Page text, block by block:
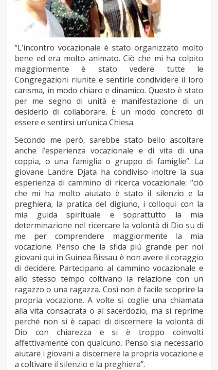
“L’incontro vocazionale è stato organizzato molto
bene ed era molto animato. Ciò che mi ha colpito
maggiormente è stato vedere tutte le
Congregazioni riunite e sentirle condividere il loro
carisma, in modo chiaro e dinamico. Questo è stato
per me segno di unità e manifestazione di un
desiderio di collaborare. È un modo concreto di
essere e sentirsi un’unica Chiesa.
Secondo me però, sarebbe stato bello ascoltare
anche l’esperienza vocazionale e di vita di una
coppia, o una famiglia o gruppo di famiglie”. La
giovane Landre Djata ha condiviso inoltre la sua
esperienza di cammino di ricerca vocazionale: “ciò
che mi ha molto aiutato è stato il silenzio e la
preghiera, la pratica del digiuno, i colloqui con la
mia guida spirituale e soprattutto la mia
determinazione nel ricercare la volontà di Dio su di
me per comprendere maggiormente la mia
vocazione. Penso che la sfida più grande per noi
giovani qui in Guinea Bissau è non avere il coraggio
di decidere. Partecipano al cammino vocazionale e
allo stesso tempo coltivano la relazione con un
ragazzo o una ragazza. Così non è facile scoprire la
propria vocazione. A volte si coglie una chiamata
alla vita consacrata o al sacerdozio, ma si reprime
perché non si è capaci di discernere la volontà di
Dio con chiarezza e si è troppo coinvolti
affettivamente con qualcuno. Penso sia necessario
aiutare i giovani a discernere la propria vocazione e
a coltivare il silenzio e la preghiera”.